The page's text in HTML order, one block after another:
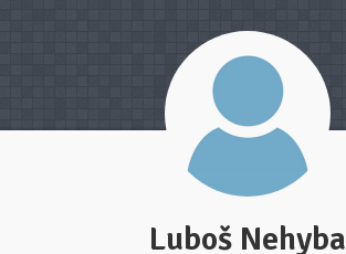
Luboš Nehyba